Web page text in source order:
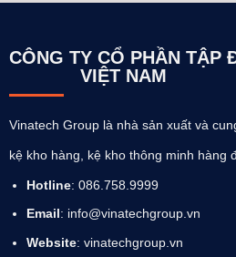
CÔNG TY CỔ PHẦN TẬP
VIỆT NAM
Vinatech Group là nhà sản xuất và
kệ kho hàng, kệ kho thông minh hàng
Hotline: 086.758.9999
Email: info@vinatechgroup.vn
Website: vinatechgroup.vn